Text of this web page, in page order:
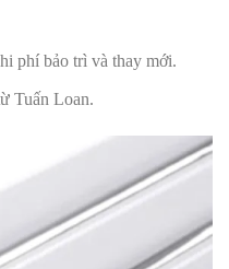
phí bảo trì và thay mới.
Tuấn Loan.